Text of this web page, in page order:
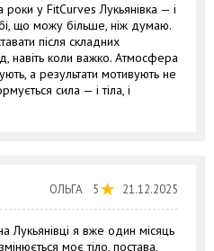
у FitCurves Лукьянівка — і
що можу більше, ніж думаю.
після складних
навіть коли важко. Атмосфера
а результати мотивують не
сила — і тіла, і
ОЛЬГА 5 21.12.2025
Лукьянівці я вже один місяць
моє тіло, постава,